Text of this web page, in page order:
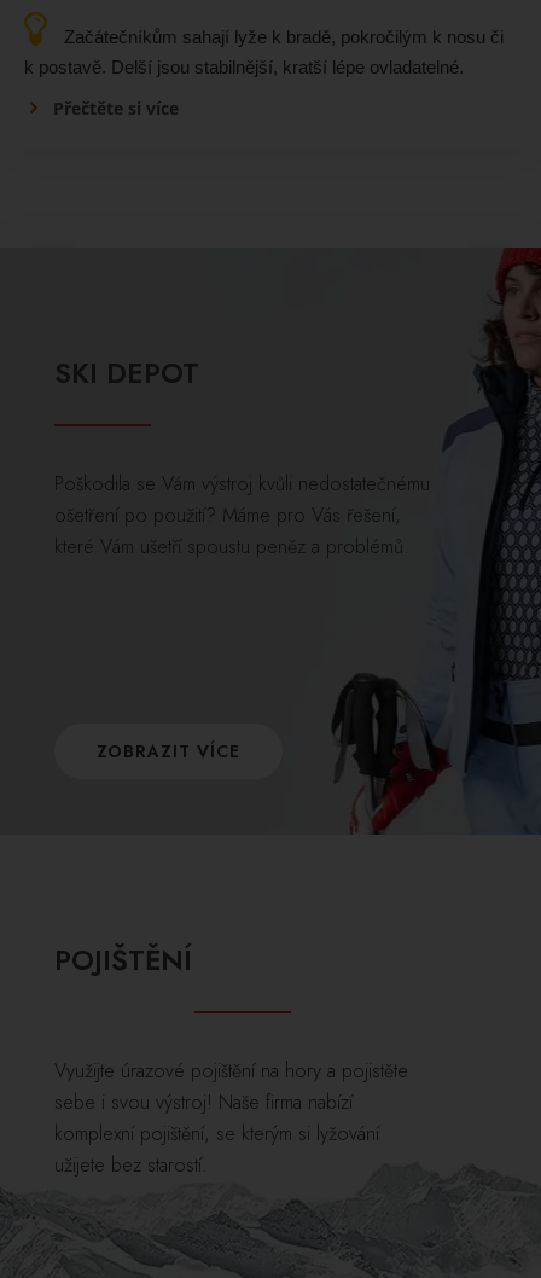
Začátečníkům sahají lyže k bradě, pokročilým k nosu či
k postavě. Delší jsou stabilnější, kratší lépe ovladatelné.
Přečtěte si více
SKI DEPOT
Poškodila se Vám výstroj kvůli nedostatečnému
ošetření po použití? Máme pro Vás řešení,
které Vám ušetří spoustu peněz a problémů.
ZOBRAZIT VÍCE
POJIŠTĚNÍ
Využijte úrazové pojištění na hory a pojistěte
sebe i svou výstroj! Naše firma nabízí
komplexní pojištění, se kterým si lyžování
užijete bez starostí.